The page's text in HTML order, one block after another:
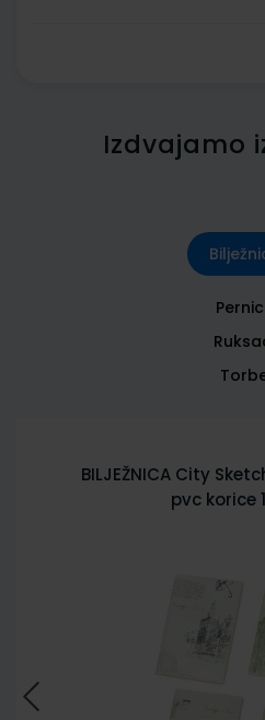
Izdvajamo
BILJEŽNICA City
pvc korice